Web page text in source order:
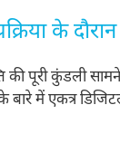
के
की पूरी
में एकत्र